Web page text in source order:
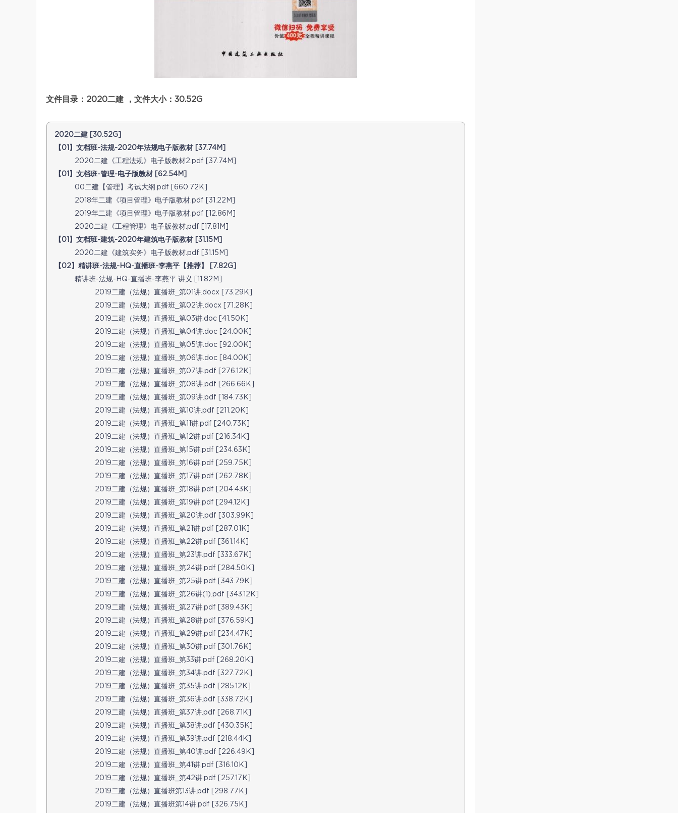
文件目录：2020二建 ，文件大小：30.52G
2020二建 [30.52G]
【01】文档班-法规-2020年法规电子版教材 [37.74M]
2020二建《工程法规》电子版教材2.pdf [37.74M]
【01】文档班-管理-电子版教材 [62.54M]
00二建【管理】考试大纲.pdf [660.72K]
2018年二建《项目管理》电子版教材.pdf [31.22M]
2019年二建《项目管理》电子版教材.pdf [12.86M]
2020二建《工程管理》电子版教材.pdf [17.81M]
【01】文档班-建筑-2020年建筑电子版教材 [31.15M]
2020二建《建筑实务》电子版教材.pdf [31.15M]
【02】精讲班-法规-HQ-直播班-李燕平【推荐】 [7.82G]
精讲班-法规-HQ-直播班-李燕平 讲义 [11.82M]
2019二建（法规）直播班_第01讲.docx [73.29K]
2019二建（法规）直播班_第02讲.docx [71.28K]
2019二建（法规）直播班_第03讲.doc [41.50K]
2019二建（法规）直播班_第04讲.doc [24.00K]
2019二建（法规）直播班_第05讲.doc [92.00K]
2019二建（法规）直播班_第06讲.doc [84.00K]
2019二建（法规）直播班_第07讲.pdf [276.12K]
2019二建（法规）直播班_第08讲.pdf [266.66K]
2019二建（法规）直播班_第09讲.pdf [184.73K]
2019二建（法规）直播班_第10讲.pdf [211.20K]
2019二建（法规）直播班_第11讲.pdf [240.73K]
2019二建（法规）直播班_第12讲.pdf [216.34K]
2019二建（法规）直播班_第15讲.pdf [234.63K]
2019二建（法规）直播班_第16讲.pdf [259.75K]
2019二建（法规）直播班_第17讲.pdf [262.78K]
2019二建（法规）直播班_第18讲.pdf [204.43K]
2019二建（法规）直播班_第19讲.pdf [294.12K]
2019二建（法规）直播班_第20讲.pdf [303.99K]
2019二建（法规）直播班_第21讲.pdf [287.01K]
2019二建（法规）直播班_第22讲.pdf [361.14K]
2019二建（法规）直播班_第23讲.pdf [333.67K]
2019二建（法规）直播班_第24讲.pdf [284.50K]
2019二建（法规）直播班_第25讲.pdf [343.79K]
2019二建（法规）直播班_第26讲(1).pdf [343.12K]
2019二建（法规）直播班_第27讲.pdf [389.43K]
2019二建（法规）直播班_第28讲.pdf [376.59K]
2019二建（法规）直播班_第29讲.pdf [234.47K]
2019二建（法规）直播班_第30讲.pdf [301.76K]
2019二建（法规）直播班_第33讲.pdf [268.20K]
2019二建（法规）直播班_第34讲.pdf [327.72K]
2019二建（法规）直播班_第35讲.pdf [285.12K]
2019二建（法规）直播班_第36讲.pdf [338.72K]
2019二建（法规）直播班_第37讲.pdf [268.71K]
2019二建（法规）直播班_第38讲.pdf [430.35K]
2019二建（法规）直播班_第39讲.pdf [218.44K]
2019二建（法规）直播班_第40讲.pdf [226.49K]
2019二建（法规）直播班_第41讲.pdf [316.10K]
2019二建（法规）直播班_第42讲.pdf [257.17K]
2019二建（法规）直播班第13讲.pdf [298.77K]
2019二建（法规）直播班第14讲.pdf [326.75K]